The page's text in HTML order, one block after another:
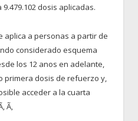
9.479.102 dosis aplicadas.
aplica a personas a partir de
considerado esquema
los 12 anos en adelante,
primera dosis de refuerzo y,
acceder a la cuarta
Ã‚